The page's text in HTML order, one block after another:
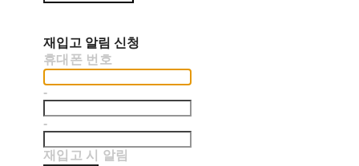
재입고 알림 신청
휴대폰 번호
-
-
재입고 시 알림